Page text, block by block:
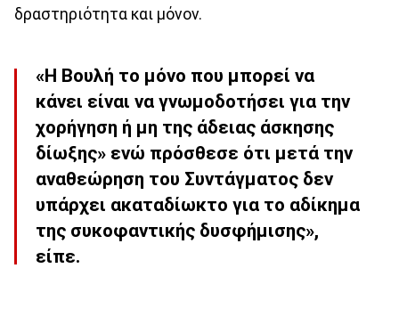
δραστηριότητα και μόνον.
«Η Βουλή το μόνο που μπορεί να
κάνει είναι να γνωμοδοτήσει για την
χορήγηση ή μη της άδειας άσκησης
δίωξης» ενώ πρόσθεσε ότι μετά την
αναθεώρηση του Συντάγματος δεν
υπάρχει ακαταδίωκτο για το αδίκημα
της συκοφαντικής δυσφήμισης»,
είπε.